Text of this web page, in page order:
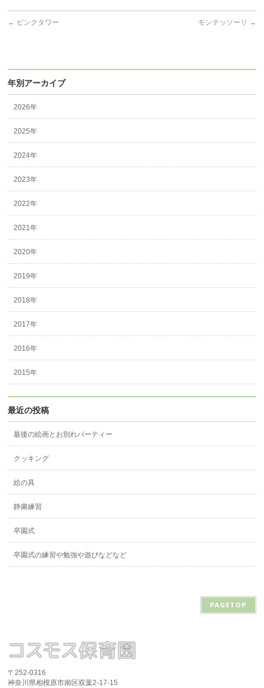
← ピンクタワー モンテッソーリ →
年別アーカイブ
2026年
2025年
2024年
2023年
2022年
2021年
2020年
2019年
2018年
2017年
2016年
2015年
最近の投稿
最後の絵画とお別れパーティー
クッキング
絵の具
静粛練習
卒園式
卒園式の練習や勉強や遊びなどなど
PAGETOP
〒252-0316
神奈川県相模原市南区双葉2-17-15